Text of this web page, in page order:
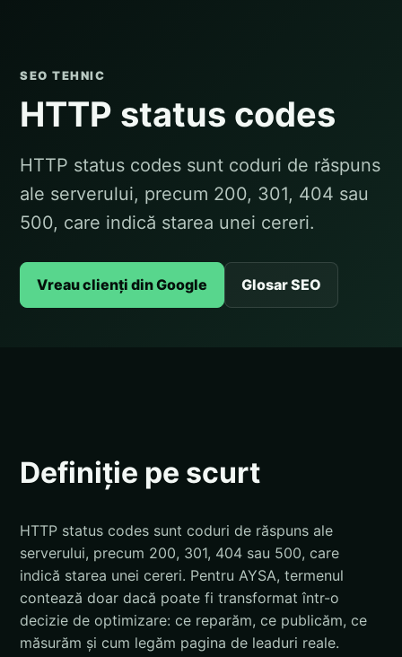
SEO TEHNIC
HTTP status codes
HTTP status codes sunt coduri de răspuns
ale serverului, precum 200, 301, 404 sau
500, care indică starea unei cereri.
Vreau clienți din Google Glosar SEO
Definiție pe scurt
HTTP status codes sunt coduri de răspuns ale
serverului, precum 200, 301, 404 sau 500, care
indică starea unei cereri. Pentru AYSA, termenul
contează doar dacă poate fi transformat într-o
decizie de optimizare: ce reparăm, ce publicăm, ce
măsurăm și cum legăm pagina de leaduri reale.